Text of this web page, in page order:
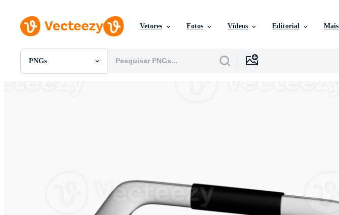
Vetores Fotos Vídeos Editorial Mais
PNGs
Todas Imagens